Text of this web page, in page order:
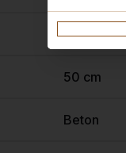
75 cm
50 cm
Beton